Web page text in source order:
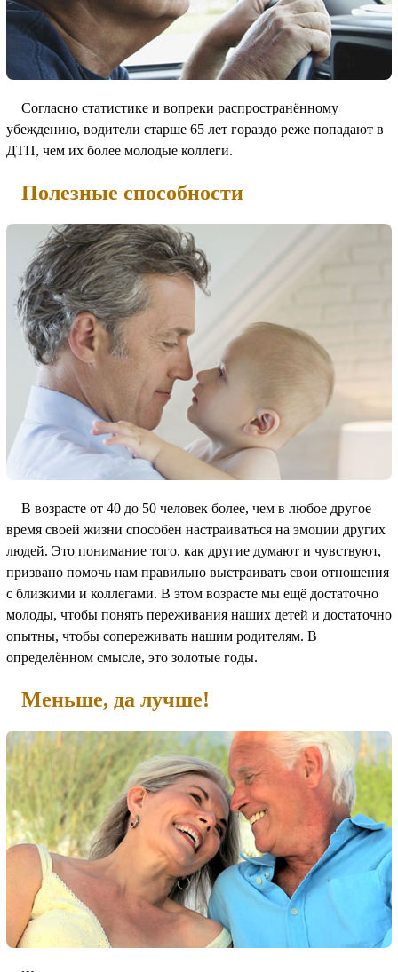
Согласно статистике и вопреки распространённому
убеждению, водители старше 65 лет гораздо реже попадают в
ДТП, чем их более молодые коллеги.
Полезные способности
В возрасте от 40 до 50 человек более, чем в любое другое
время своей жизни способен настраиваться на эмоции других
людей. Это понимание того, как другие думают и чувствуют,
призвано помочь нам правильно выстраивать свои отношения
с близкими и коллегами. В этом возрасте мы ещё достаточно
молоды, чтобы понять переживания наших детей и достаточно
опытны, чтобы сопереживать нашим родителям. В
определённом смысле, это золотые годы.
Меньше, да лучше!